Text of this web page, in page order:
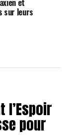
sur leurs
l’Espoir
pour